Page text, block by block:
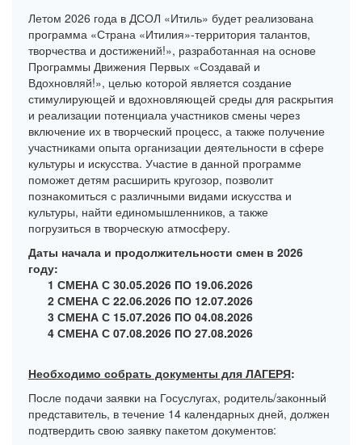
Летом 2026 года в ДСОЛ «Итиль» будет реализована
программа «Страна «Итилия»-территория талантов,
творчества и достижений!», разработанная на основе
Программы Движения Первых «Создавай и
Вдохновляй!», целью которой является создание
стимулирующей и вдохновляющей среды для раскрытия
и реализации потенциала участников смены через
включение их в творческий процесс, а также получение
участниками опыта организации деятельности в сфере
культуры и искусства. Участие в данной программе
поможет детям расширить кругозор, позволит
познакомиться с различными видами искусства и
культуры, найти единомышленников, а также
погрузиться в творческую атмосферу.
Даты начала и продолжительности смен в 2026
году:
1 СМЕНА С 30.05.2026 ПО 19.06.2026
2 СМЕНА С 22.06.2026 ПО 12.07.2026
3 СМЕНА С 15.07.2026 ПО 04.08.2026
4 СМЕНА С 07.08.2026 ПО 27.08.2026
Необходимо собрать документы для ЛАГЕРЯ:
После подачи заявки на Госуслугах, родитель/законный
представитель, в течение 14 календарных дней, должен
подтвердить свою заявку пакетом документов: